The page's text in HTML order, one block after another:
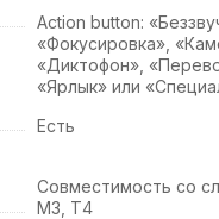
Action button:
«Фокусировка»,
«Диктофон»,
«Ярлык» или
Есть
Совместимость со
М3, Т4